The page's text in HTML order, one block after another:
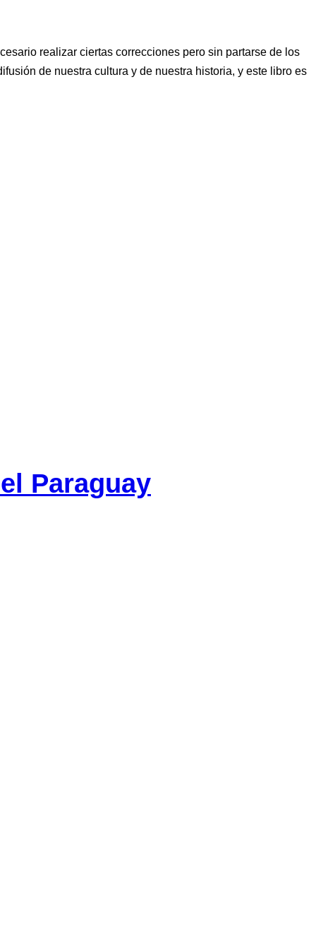
realizar ciertas correcciones pero sin partarse de los
de nuestra cultura y de nuestra historia, y este libro es
Paraguay